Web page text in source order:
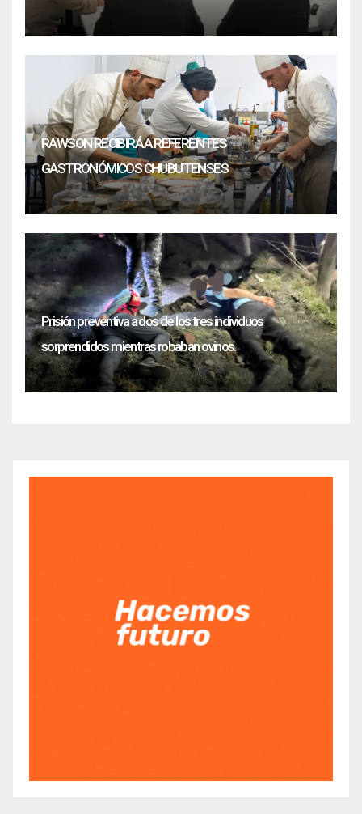
RAWSON RECIBIRÁ A REFERENTES
GASTRONÓMICOS CHUBUTENSES
Prisión preventiva a dos de los tres individuos
sorprendidos mientras robaban ovinos.